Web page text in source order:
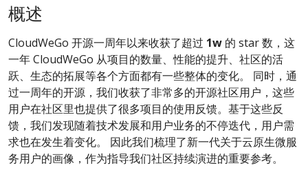
概述
CloudWeGo 开源一周年以来收获了超过 1w 的 star 数，这
一年 CloudWeGo 从项目的数量、性能的提升、社区的活
跃、生态的拓展等各个方面都有一些整体的变化。 同时，通
过一周年的开源，我们收获了非常多的开源社区用户，这些
用户在社区里也提供了很多项目的使用反馈。基于这些反
馈，我们发现随着技术发展和用户业务的不停迭代，用户需
求也在发生着变化。 因此我们梳理了新一代关于云原生微服
务用户的画像，作为指导我们社区持续演进的重要参考。